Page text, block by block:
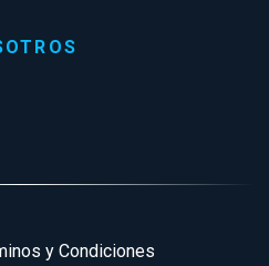
y Condiciones